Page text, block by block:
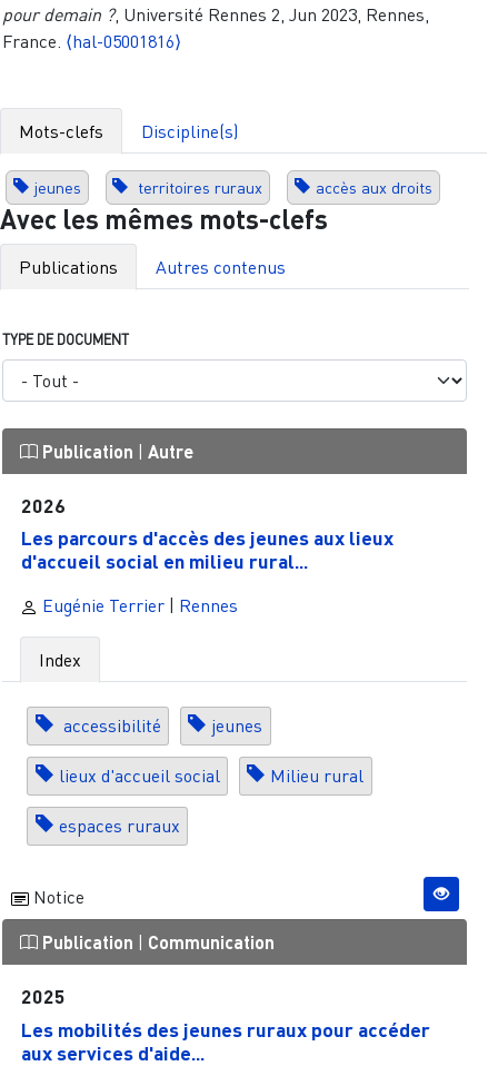
pour demain ?, Université Rennes 2, Jun 2023, Rennes,
France. ⟨hal-05001816⟩
Mots-clefs Discipline(s)
jeunes territoires ruraux accès aux droits
Avec les mêmes mots-clefs
Publications Autres contenus
TYPE DE DOCUMENT
Publication | Autre
2026
Les parcours d'accès des jeunes aux lieux
d'accueil social en milieu rural...
Eugénie Terrier| Rennes
Index
accessibilité jeunes
lieux d'accueil social Milieu rural
espaces ruraux
Notice
Publication Communication
2025
Les mobilités des jeunes ruraux pour accéder
aux services d'aide...